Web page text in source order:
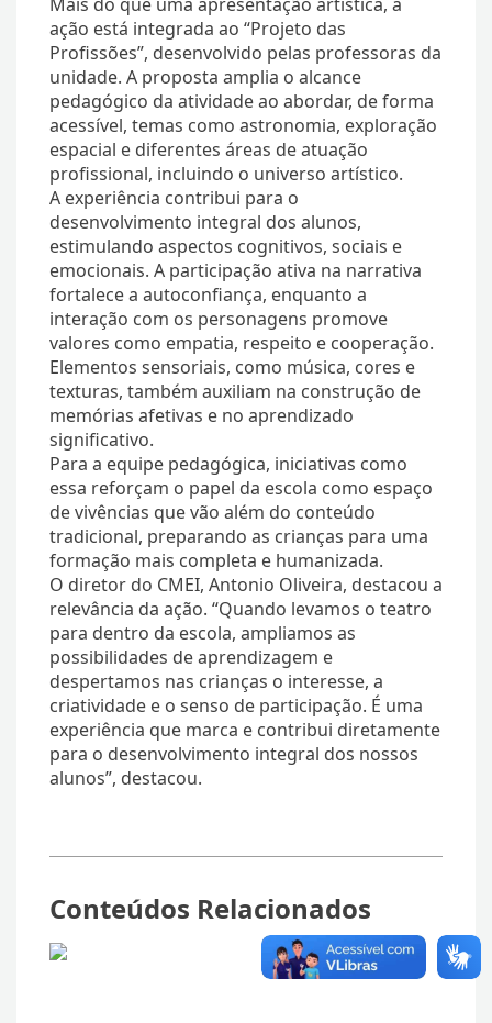
ação está integrada ao “Projeto das
Profissões”, desenvolvido pelas professoras da
unidade. A proposta amplia o alcance
pedagógico da atividade ao abordar, de forma
acessível, temas como astronomia, exploração
espacial e diferentes áreas de atuação
profissional, incluindo o universo artístico.
A experiência contribui para o
desenvolvimento integral dos alunos,
estimulando aspectos cognitivos, sociais e
emocionais. A participação ativa na narrativa
fortalece a autoconfiança, enquanto a
interação com os personagens promove
valores como empatia, respeito e cooperação.
Elementos sensoriais, como música, cores e
texturas, também auxiliam na construção de
memórias afetivas e no aprendizado
significativo.
Para a equipe pedagógica, iniciativas como
essa reforçam o papel da escola como espaço
de vivências que vão além do conteúdo
tradicional, preparando as crianças para uma
formação mais completa e humanizada.
O diretor do CMEI, Antonio Oliveira, destacou a
relevância da ação. “Quando levamos o teatro
para dentro da escola, ampliamos as
possibilidades de aprendizagem e
despertamos nas crianças o interesse, a
criatividade e o senso de participação. É uma
experiência que marca e contribui diretamente
para o desenvolvimento integral dos nossos
alunos”, destacou.
Conteúdos Relacionados